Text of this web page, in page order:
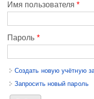
Имя пользователя*
Пароль *
Создать новую учётную
Запросить новый пароль